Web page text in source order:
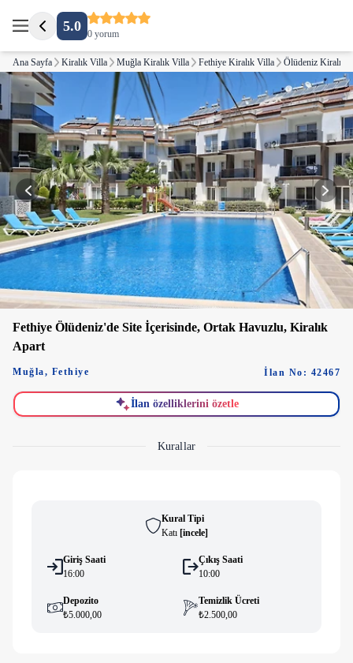
5.0 0 yorum
Ana Sayfa Kiralık Villa Muğla Kiralık Villa Fethiye Kiralık Villa Ölüdeniz Kiralık
Fethiye Ölüdeniz'de Site İçerisinde, Ortak Havuzlu, Kiralık
Apart
Muğla, Fethiye İlan No: 42467
İlan özelliklerini özetle
Kurallar
Kural Tipi
Katı [i̇ncele]
Giriş Saati
16:00
Çıkış Saati
10:00
Depozito
₺5.000,00
Temizlik Ücreti
₺2.500,00